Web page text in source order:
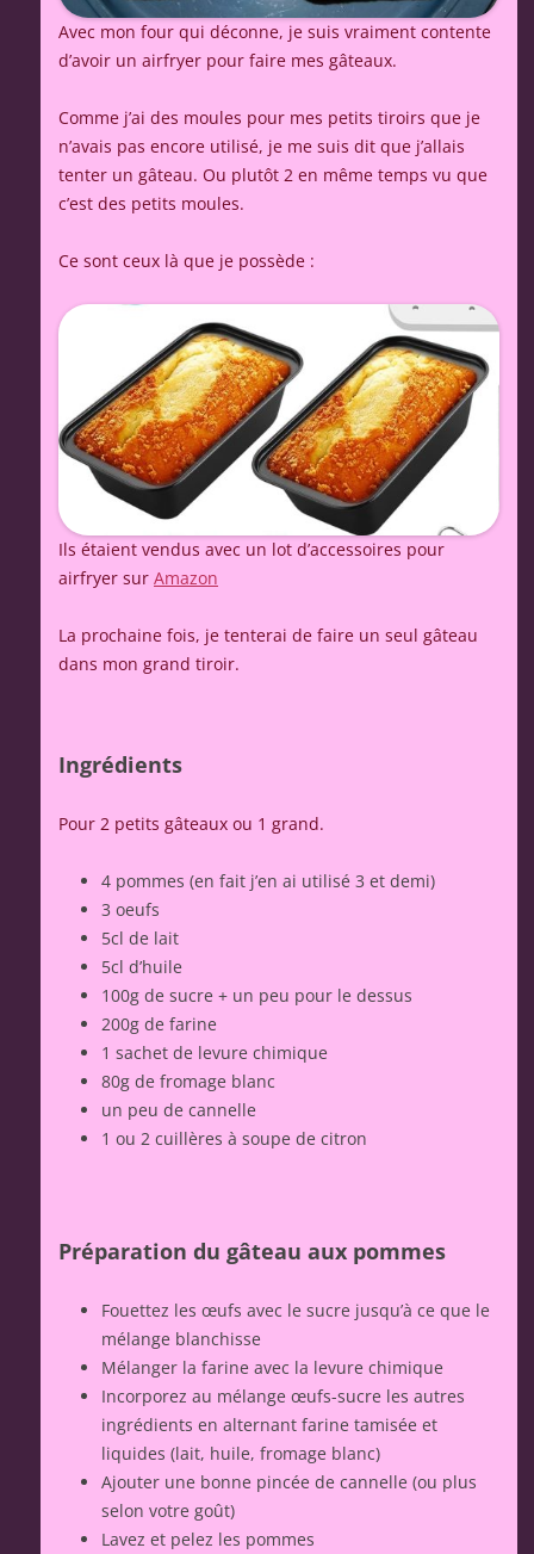
Avec mon four qui déconne, je suis vraiment contente
d’avoir un airfryer pour faire mes gâteaux.
Comme j’ai des moules pour mes petits tiroirs que je
n’avais pas encore utilisé, je me suis dit que j’allais
tenter un gâteau. Ou plutôt 2 en même temps vu que
c’est des petits moules.
Ce sont ceux là que je possède :
Ils étaient vendus avec un lot d’accessoires pour
airfryer sur Amazon
La prochaine fois, je tenterai de faire un seul gâteau
dans mon grand tiroir.
Ingrédients
Pour 2 petits gâteaux ou 1 grand.
4 pommes (en fait j’en ai utilisé 3 et demi)
3 oeufs
5cl de lait
5cl d’huile
100g de sucre + un peu pour le dessus
200g de farine
1 sachet de levure chimique
80g de fromage blanc
un peu de cannelle
1 ou 2 cuillères à soupe de citron
Préparation du gâteau aux pommes
Fouettez les œufs avec le sucre jusqu’à ce que le
mélange blanchisse
Mélanger la farine avec la levure chimique
Incorporez au mélange œufs-sucre les autres
ingrédients en alternant farine tamisée et
liquides (lait, huile, fromage blanc)
Ajouter une bonne pincée de cannelle (ou plus
selon votre goût)
Lavez et pelez les pommes